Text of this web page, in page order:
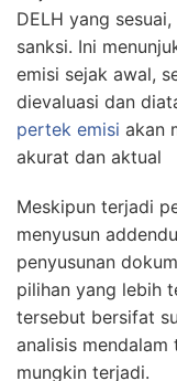
DELH yang
sanksi. Ini
emisi sejak awal,
dievaluasi dan
pertek emisi akan
akurat dan aktual
Meskipun terjadi
menyusun
penyusunan
pilihan yang lebih
tersebut bersifat
analisis
mungkin terjadi.